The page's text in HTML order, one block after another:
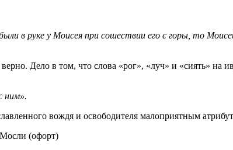
в руке у Моисея при сошествии его с горы, то
Дело в том, что слова «рог», «луч» и «сиять» на
ним».
вождя и освободителя малоприятным
(офорт)